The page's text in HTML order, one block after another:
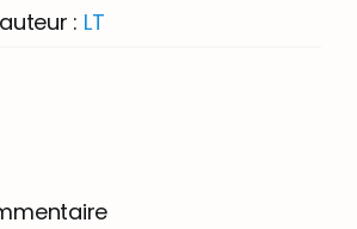
: LT